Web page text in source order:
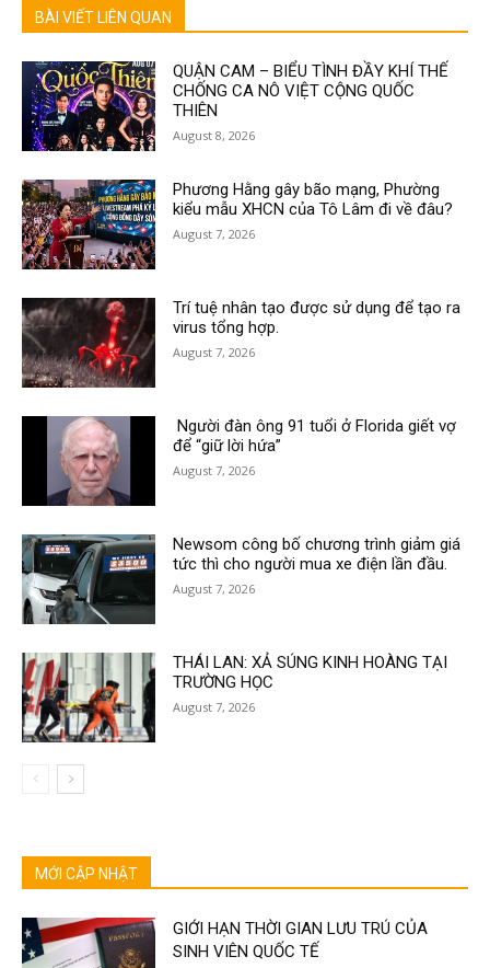
BÀI VIẾT LIÊN QUAN
QUẬN CAM – BIỂU TÌNH ĐẦY KHÍ THẾ
CHỐNG CA NÔ VIỆT CỘNG QUỐC
THIÊN
August 8, 2026
Phương Hằng gây bão mạng, Phường
kiểu mẫu XHCN của Tô Lâm đi về đâu?
August 7, 2026
Trí tuệ nhân tạo được sử dụng để tạo ra
virus tổng hợp.
August 7, 2026
Người đàn ông 91 tuổi ở Florida giết vợ
để “giữ lời hứa”
August 7, 2026
Newsom công bố chương trình giảm giá
tức thì cho người mua xe điện lần đầu.
August 7, 2026
THÁI LAN: XẢ SÚNG KINH HOÀNG TẠI
TRƯỜNG HỌC
August 7, 2026
MỚI CẬP NHẬT
GIỚI HẠN THỜI GIAN LƯU TRÚ CỦA
SINH VIÊN QUỐC TẾ